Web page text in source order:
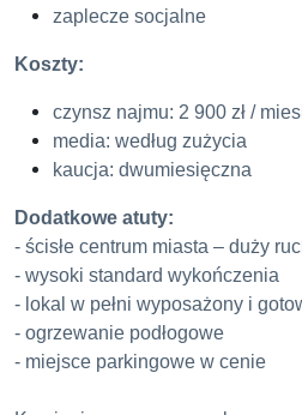
zaplecze socjalne
Koszty:
czynsz najmu: 2 900 zł /
media: według zużycia
kaucja: dwumiesięczna
Dodatkowe atuty:
- ścisłe centrum miasta – duży
- wysoki standard wykończenia
- lokal w pełni wyposażony i
- ogrzewanie podłogowe
- miejsce parkingowe w cenie